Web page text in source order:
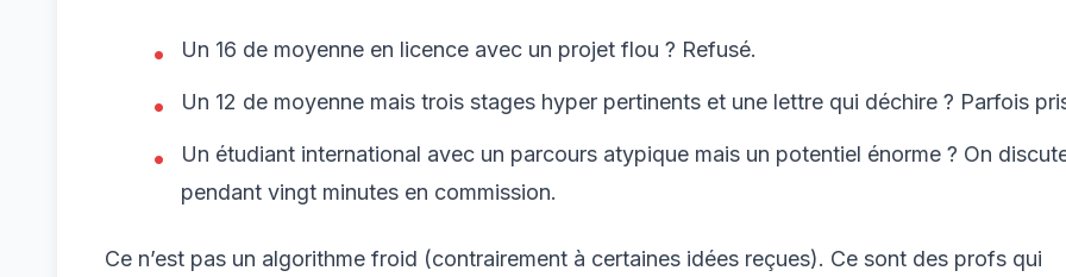
Un 16 de moyenne en licence avec un projet flou ? Refusé.
Un 12 de moyenne mais trois stages hyper pertinents et une lettre qui déchire ? Parfois
Un étudiant international avec un parcours atypique mais un potentiel énorme ? On
pendant vingt minutes en commission.
Ce n’est pas un algorithme froid (contrairement à certaines idées reçues). Ce sont des profs qui